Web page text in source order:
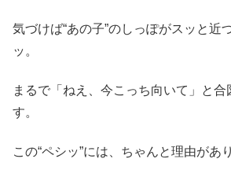
気づけば“あの子”のしっぽがスッと近
ッ。
まるで「ねえ、今こっち向いて」と
す。
この“ペシッ”には、ちゃんと理由があ